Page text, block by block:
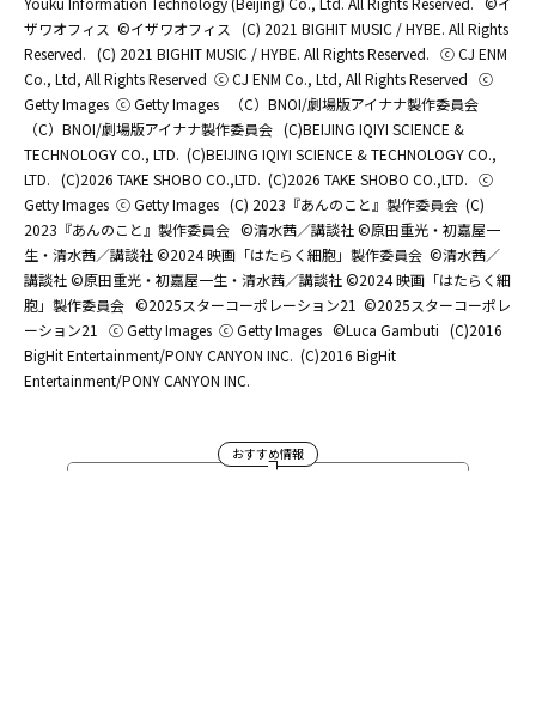
ザワオフィス ©イザワオフィス
(C) 2021 BIGHIT MUSIC / HYBE. All Rights
Reserved. (C) 2021 BIGHIT MUSIC / HYBE. All Rights Reserved. ⓒ CJ ENM
Co., Ltd, All Rights Reserved ⓒ CJ ENM Co., Ltd, All Rights Reserved ⓒ
Getty Images ⓒ Getty Images
（C）BNOI/劇場版アイナナ製作委員会
（C）BNOI/劇場版アイナナ製作委員会 (C)BEIJING IQIYI SCIENCE &
TECHNOLOGY CO., LTD. (C)BEIJING IQIYI SCIENCE & TECHNOLOGY CO.,
LTD. (C)2026 TAKE SHOBO CO.,LTD. (C)2026 TAKE SHOBO CO.,LTD. ⓒ
Getty Images ⓒ Getty Images (C) 2023『あんのこと』製作委員会 (C)
2023『あんのこと』製作委員会 ©清水茜／講談社 ©原田重光・初嘉屋一
生・清水茜／講談社 ©2024 映画「はたらく細胞」製作委員会 ©清水茜／
講談社 ©原田重光・初嘉屋一生・清水茜／講談社 ©2024 映画「はたらく細
胞」製作委員会 ©2025スターコーポレーション21 ©2025スターコーポレ
ーション21
ⓒ Getty Images ⓒ Getty Images ©Luca Gambuti (C)2016
BigHit Entertainment/PONY CANYON INC. (C)2016 BigHit
Entertainment/PONY CANYON INC.
おすすめ情報